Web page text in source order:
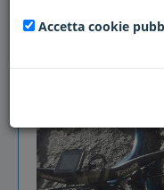
Accetta cookie